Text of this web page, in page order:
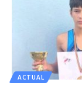
ACTUAL